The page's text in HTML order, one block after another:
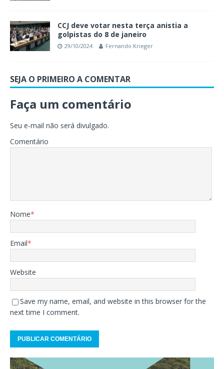
CCJ deve votar nesta terça anistia a
golpistas do 8 de janeiro
29/10/2024 Fernando Krieger
SEJA O PRIMEIRO A COMENTAR
Faça um comentário
Seu e-mail não será divulgado.
Comentário
Nome*
Email*
Website
Save my name, email, and website in this browser for the
next time I comment.